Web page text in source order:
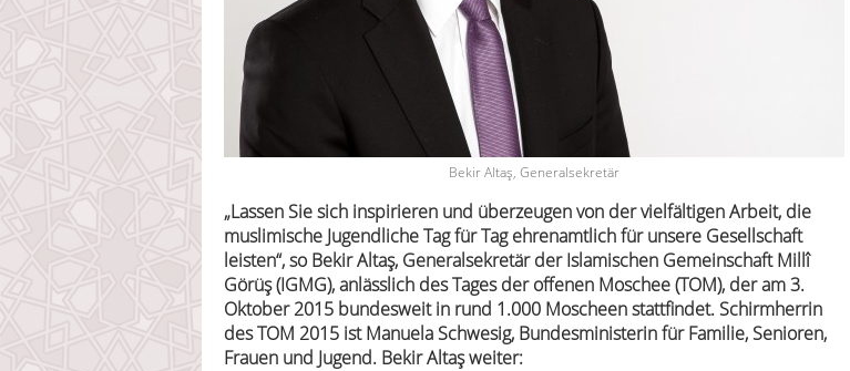
Bekir Altaş, Generalsekretär
„Lassen Sie sich inspirieren und überzeugen von der vielfältigen Arbeit, die
muslimische Jugendliche Tag für Tag ehrenamtlich für unsere Gesellschaft
leisten“, so Bekir Altaş, Generalsekretär der Islamischen Gemeinschaft Millî
Görüş (IGMG), anlässlich des Tages der offenen Moschee (TOM), der am 3.
Oktober 2015 bundesweit in rund 1.000 Moscheen stattfindet. Schirmherrin
des TOM 2015 ist Manuela Schwesig, Bundesministerin für Familie, Senioren,
Frauen und Jugend. Bekir Altaş weiter: